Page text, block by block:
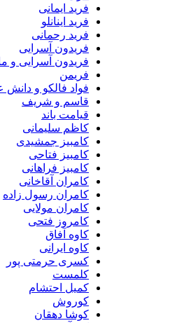
فرید ایمانی
فرید اینانلو
فرید رحمانی
فریدون آسرایی
فریدون آسرایی و مانی رهنما
فواد فالکو و دانش عسکری
قاسم و شریف
قیامت باند
کاظم سلیمانی
کامبیز جمشیدی
کامبیز فتاحی
کامبیز فراهانی
کامران آقاخانی
کامران رسول زاده
کامران مولایی
کامروز فتحی
کاوه آفاق
کاوه ایرانی
کسری حرمتی پور
کلمست
کمیل احتشام
کوروش
کوشا دهقان